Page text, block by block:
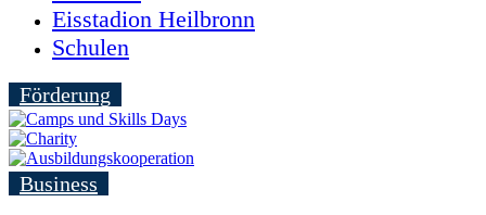
Eisstadion Heilbronn
Schulen
Förderung
Business